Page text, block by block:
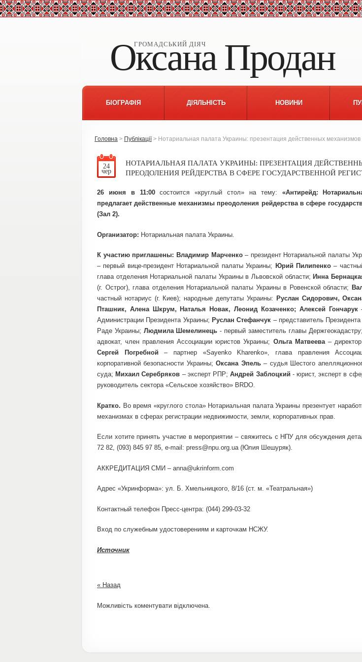
ГРОМАДСЬКИЙ ДІЯЧ
Оксана Продан
БІОГРАФІЯ ДІЯЛЬНІСТЬ НОВИНИ
Головна > Публікації> Нотариальная палата Украины: презентация действенных
24
чер
НОТАРИАЛЬНАЯ ПАЛАТА УКРАИНЫ: ПРЕЗЕНТАЦИЯ
ПРЕОДОЛЕНИЯ РЕЙДЕРСТВА В СФЕРЕ ГОСУДАРСТВЕННОЙ
26 июня в 11:00состоится «круглый стол» на тему: «Антирейд:
предлагает действенные механизмы преодоления рейдерства в сфере
(Зал 2).
Организатор: Нотариальная палата Украины.
К участию приглашены: Владимир Марченко– президент Нотариальной палаты
– первый вице-президент Нотариальной палаты Украины; Юрий Пилипенко–
глава отделения Нотариальной палаты Украины в Львовской области; Инна
(г. Острог), глава отделения Нотариальной палаты Украины в Ровенской области;
частный нотариус (г. Киев); народные депутаты Украины: Руслан Сидорович,
Пташник, Алена Шкрум, Наталья Новак, Леонид Козаченко; Алексей Гончарук
Администрации Президента Украины; Руслан Стефанчук – представитель
Раде Украины; Людмила Шемелинець- первый заместитель главы Держгеокадастру;
адвокат, член правления Ассоциации юристов Украины; Ольга Матвеева–
Сергей Погребной – партнер «Sayenko Kharenko», глава правления
корпоративной безопасности Украины;Оксана Эпель– судья Шестого
суда; Михаил Серебряков – эксперт РПР;Андрей Заблоцкий - юрист, эксперт в
руководитель сектора «Сельское хозяйство» BRDO.
Кратко. Во время «круглого стола» Нотариальная палата Украины презентует
механизмах в сферах регистрации недвижимости, земли, корпоративных прав.
Если хотите принять участие в мероприятии – свяжитесь с НПУ для обсуждения
72 82, (093) 845 97 85, e-mail: press@npu.org.ua (Юлия Шешуряк).
АККРЕДИТАЦИЯ СМИ – anna@ukrinform.com
Адрес «Укринформа»: ул. Б. Хмельницкого, 8/16 (ст. м. «Театральная»)
Контактный телефон Пресс-центра: (044) 299-03-32
Вход по служебным удостоверениям и карточкам НСЖУ.
Источник
« Назад
Можливість коментувати відключена.